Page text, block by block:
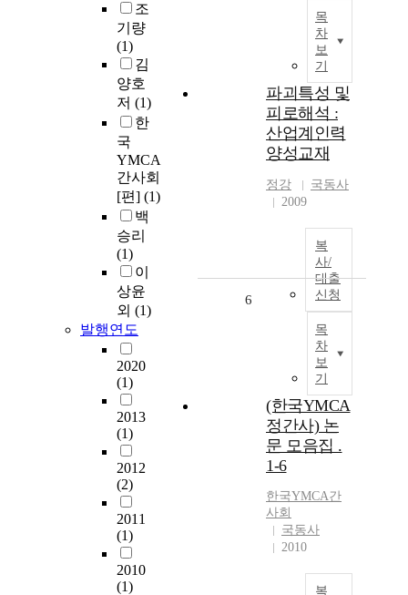
조
기량
(1)
김
양호
저 (1)
한
국
YMCA
간사회
[편] (1)
백
승리
(1)
이
상윤
외 (1)
발행연도
2020
(1)
2013
(1)
2012
(2)
2011
(1)
2010
(1)
목
차
보
기
파괴특성 및
피로해석 :
산업계인력
양성교재
정강
국동사
2009
복
사/
대출
신청
목
차
보
기
6
(한국YMCA
정간사) 논
문 모음집 .
1-6
한국YMCA간
사회
국동사
2010
복